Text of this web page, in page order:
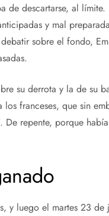
descartarse, al
y mal
sobre el fondo,
su derrota y la de su
franceses, que sin
De repente, porque
y luego el martes 23